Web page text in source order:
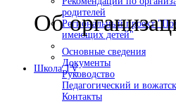
родителей
Региональный проект
имеющих детей"
Школа TV
Об
Основные сведения
Документы
Руководство
Педагогический и
Контакты